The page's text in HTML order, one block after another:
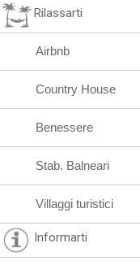
Rilassarti
Airbnb
Country House
Benessere
Stab. Balneari
Villaggi turistici
Informarti